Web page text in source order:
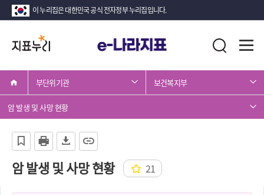
이 누리집은 대한민국 공식 전자정부 누리집입니다.
지
표
누
리
통
합
검
기
부단위기관 보건복지부
암 발생 및 사망 현황
암 발생 및 사망 현황 21